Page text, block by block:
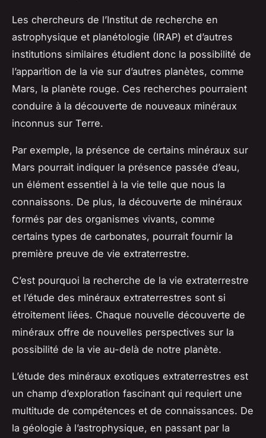
Les chercheurs de l’Institut de recherche en
astrophysique et planétologie (IRAP) et d’autres
institutions similaires étudient donc la possibilité de
l’apparition de la vie sur d’autres planètes, comme
Mars, la planète rouge. Ces recherches pourraient
conduire à la découverte de nouveaux minéraux
inconnus sur Terre.
Par exemple, la présence de certains minéraux sur
Mars pourrait indiquer la présence passée d’eau,
un élément essentiel à la vie telle que nous la
connaissons. De plus, la découverte de minéraux
formés par des organismes vivants, comme
certains types de carbonates, pourrait fournir la
première preuve de vie extraterrestre.
C’est pourquoi la recherche de la vie extraterrestre
et l’étude des minéraux extraterrestres sont si
étroitement liées. Chaque nouvelle découverte de
minéraux offre de nouvelles perspectives sur la
possibilité de la vie au-delà de notre planète.
L’étude des minéraux exotiques extraterrestres est
un champ d’exploration fascinant qui requiert une
multitude de compétences et de connaissances. De
la géologie à l’astrophysique, en passant par la